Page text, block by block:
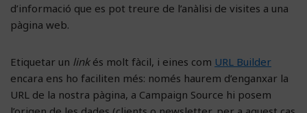
d’informació que es pot treure de l’anàlisi de visites a una
pàgina web.
Etiquetar un linkés molt fàcil, i eines com URL Builder
encara ens ho faciliten més: només haurem d’enganxar la
URL de la nostra pàgina, a Campaign Source hi posem